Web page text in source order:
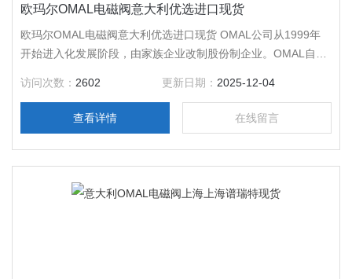
欧玛尔OMAL电磁阀意大利优选进口现货
欧玛尔OMAL电磁阀意大利优选进口现货 OMAL公司从1999年
开始进入化发展阶段，由家族企业改制股份制企业。OMAL自控
标准用户的要求，其产品有：球阀、蝶阀、角座阀、梭阀以及执
行器等，OMAL欧玛尔产品已被广泛应用在天然气、冶金、水处
访问次数： 2602 更新日期： 2025-12-04
查看详情 在线留言